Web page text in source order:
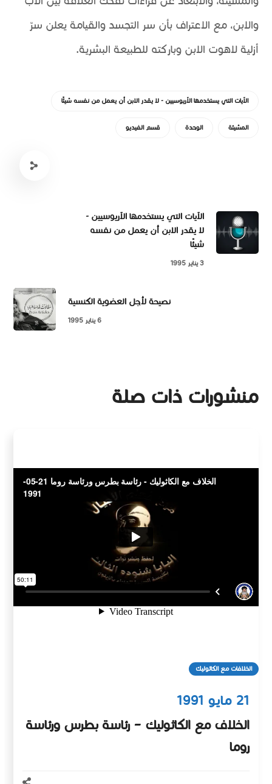
والابن، مع الاعتراف بأن سر التجسد والقيامة يعلن سرّ
أزلية لاهوت الابن وباركته للطبيعة البشرية.
الآيات التي يستخدمها الآريوسيين - لا يقدر الابن أن يعمل من نفسه شيئًا
المشيئة الوحدة قسم الفيديو
الآيات التي يستخدمها الآريوسيين -
لا يقدر الابن أن يعمل من نفسه
شيئًا
3 يناير 1995
نصيحة لأجل العضوية الكنسية
6 يناير 1995
منشورات ذات صلة
الخلافات مع الكاثوليك
21 مايو 1991
الخلاف مع الكاثوليك – رئاسة بطرس ورئاسة
روما